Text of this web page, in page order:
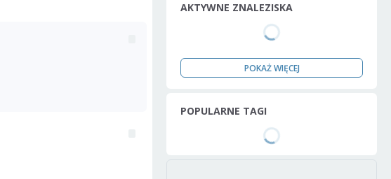
AKTYWNE ZNALEZISKA
POKAŻ WIĘCEJ
POPULARNE TAGI